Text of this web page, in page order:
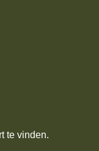
te vinden.